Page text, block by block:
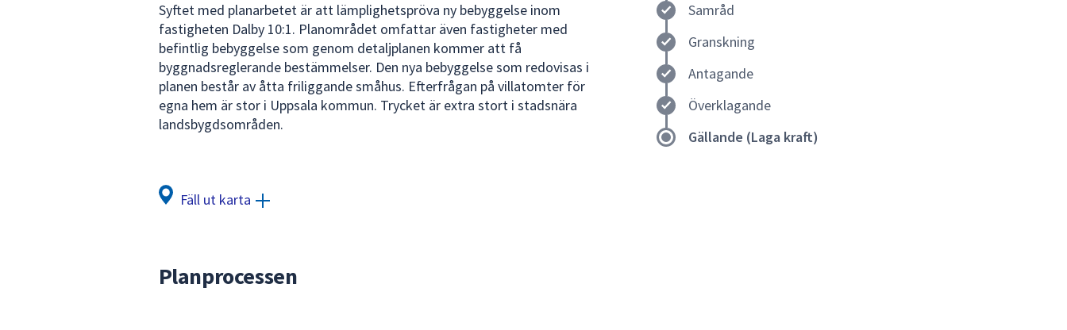
att
navigera
mellan
sökförslagen
och
enter
för
av
Syftet med planarbetet är att lämplighetspröva ny bebyggelse inom
fastigheten Dalby 10:1. Planområdet omfattar även fastigheter med
befintlig bebyggelse som genom detaljplanen kommer att få
byggnadsreglerande bestämmelser. Den nya bebyggelse som redovisas i
planen består av åtta friliggande småhus. Efterfrågan på villatomter för
egna hem är stor i Uppsala kommun. Trycket är extra stort i stadsnära
landsbygdsområden.
Samråd
Granskning
Antagande
Överklagande
Gällande (Laga kraft)
Fäll ut karta
Planprocessen